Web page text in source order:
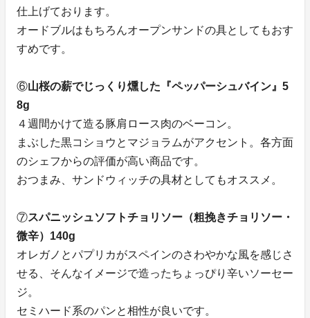
仕上げております。
オードブルはもちろんオープンサンドの具としてもおす
すめです。
⑥山桜の薪でじっくり燻した『ペッパーシュバイン』5
8g
４週間かけて造る豚肩ロース肉のベーコン。
まぶした黒コショウとマジョラムがアクセント。各方面
のシェフからの評価が高い商品です。
おつまみ、サンドウィッチの具材としてもオススメ。
⑦スパニッシュソフトチョリソー（粗挽きチョリソー・
微辛）140g
オレガノとパプリカがスペインのさわやかな風を感じさ
せる、そんなイメージで造ったちょっぴり辛いソーセー
ジ。
セミハード系のパンと相性が良いです。